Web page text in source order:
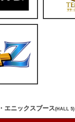
エニックスブース(HALL 5)